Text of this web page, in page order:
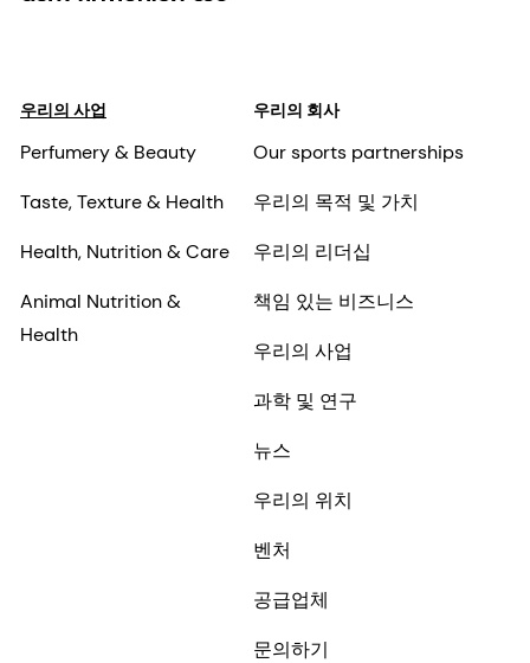
우리의 사업
Perfumery & Beauty
Taste, Texture & Health
Health, Nutrition & Care
Animal Nutrition &
Health
우리의 회사
Our sports partnerships
우리의 목적 및 가치
우리의 리더십
책임 있는 비즈니스
우리의 사업
과학 및 연구
뉴스
우리의 위치
벤처
공급업체
문의하기